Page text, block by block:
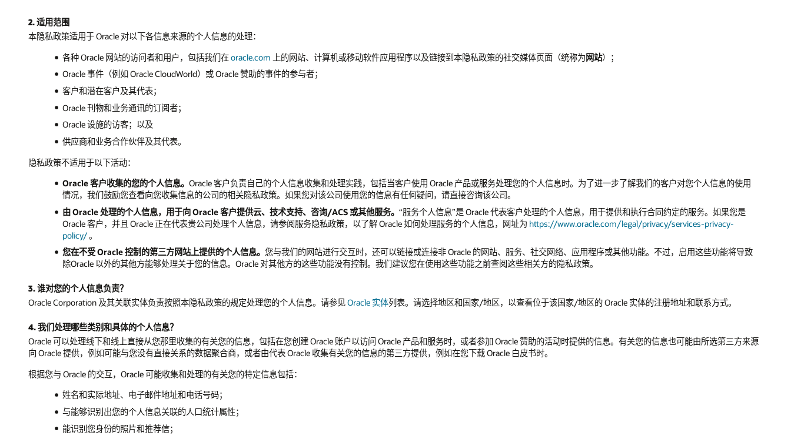
2. 适用范围
本隐私政策适用于 Oracle 对以下各信息来源的个人信息的处理：
各种 Oracle 网站的访问者和用户，包括我们在oracle.com 上的网站、计算机或移动软件应用程序以及链接到本隐私政策的社交媒体页面（统称为网站）；
Oracle 事件（例如 Oracle CloudWorld）或 Oracle 赞助的事件的参与者；
客户和潜在客户及其代表；
Oracle 刊物和业务通讯的订阅者；
Oracle 设施的访客；以及
供应商和业务合作伙伴及其代表。
隐私政策不适用于以下活动：
Oracle 客户收集的您的个人信息。 Oracle 客户负责自己的个人信息收集和处理实践，包括当客户使用 Oracle 产品或服务处理您的个人信息时。为了进一步了解我们的客户对您个人信息的使用
情况，我们鼓励您查看向您收集信息的公司的相关隐私政策。如果您对该公司使用您的信息有任何疑问，请直接咨询该公司。
由 Oracle 处理的个人信息，用于向 Oracle 客户提供云、技术支持、咨询/ACS 或其他服务。 “服务个人信息”是 Oracle 代表客户处理的个人信息，用于提供和执行合同约定的服务。如果您是
Oracle 客户，并且 Oracle 正在代表贵公司处理个人信息，请参阅服务隐私政策，以了解 Oracle 如何处理服务的个人信息，网址为 https://www.oracle.com/legal/privacy/services-privacy-
policy/。
您在不受 Oracle 控制的第三方网站上提供的个人信息。 您与我们的网站进行交互时，还可以链接或连接非 Oracle 的网站、服务、社交网络、应用程序或其他功能。不过，启用这些功能将导致
除Oracle 以外的其他方能够处理关于您的信息。Oracle 对其他方的这些功能没有控制。我们建议您在使用这些功能之前查阅这些相关方的隐私政策。
3. 谁对您的个人信息负责？
Oracle Corporation 及其关联实体负责按照本隐私政策的规定处理您的个人信息。请参见Oracle 实体列表。请选择地区和国家/地区，以查看位于该国家/地区的 Oracle 实体的注册地址和联系方式。
4. 我们处理哪些类别和具体的个人信息？
Oracle 可以处理线下和线上直接从您那里收集的有关您的信息，包括在您创建 Oracle 账户以访问 Oracle 产品和服务时，或者参加 Oracle 赞助的活动时提供的信息。有关您的信息也可能由所选第三方来源
向 Oracle 提供，例如可能与您没有直接关系的数据聚合商，或者由代表 Oracle 收集有关您的信息的第三方提供，例如在您下载 Oracle 白皮书时。
根据您与 Oracle 的交互，Oracle 可能收集和处理的有关您的特定信息包括：
姓名和实际地址、电子邮件地址和电话号码；
与能够识别出您的个人信息关联的人口统计属性；
能识别您身份的照片和推荐信；